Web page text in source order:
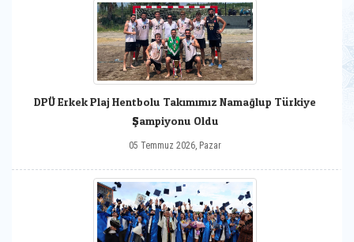
DPÜ Erkek Plaj Hentbolu Takımımız Namağlup Türkiye
Şampiyonu Oldu
05 Temmuz 2026, Pazar